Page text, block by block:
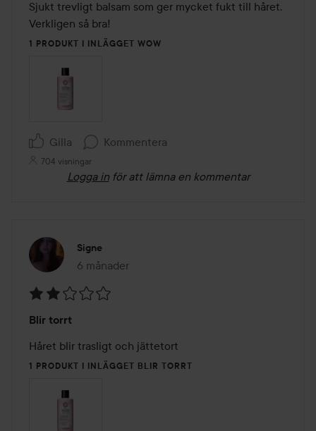
av
5
Sjukt trevligt balsam som ger mycket fukt till håret.
Verkligen så bra!
1 PRODUKT I INLÄGGET WOW
Gilla Kommentera
704 visningar
Logga in för att lämna en kommentar
Signe
6 månader
Inlägget skapades 6 månader
2
av
5
Blir torrt
Håret blir trasligt och jättetort
1 PRODUKT I INLÄGGET BLIR TORRT